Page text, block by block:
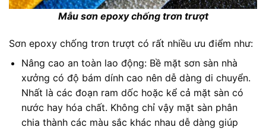
Mẫu sơn epoxy chống trơn trượt
Sơn epoxy chống trơn trượt có rất nhiều ưu điểm như:
Nâng cao an toàn lao động: Bề mặt sơn sàn nhà
xưởng có độ bám dính cao nên dễ dàng di chuyển.
Nhất là các đoạn ram dốc hoặc kể cả mặt sàn có
nước hay hóa chất. Không chỉ vậy mặt sàn phân
chia thành các màu sắc khác nhau dễ dàng giúp